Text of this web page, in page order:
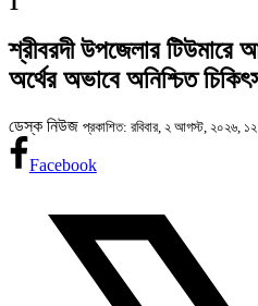
শ্রীবরদী উপজেলার টিউমারে
অর্থের অভাবে অনিশ্চিত
ডেস্ক নিউজ প্রকাশিত: রবিবার, ২ আগস্ট, ২০২৬,
Facebook